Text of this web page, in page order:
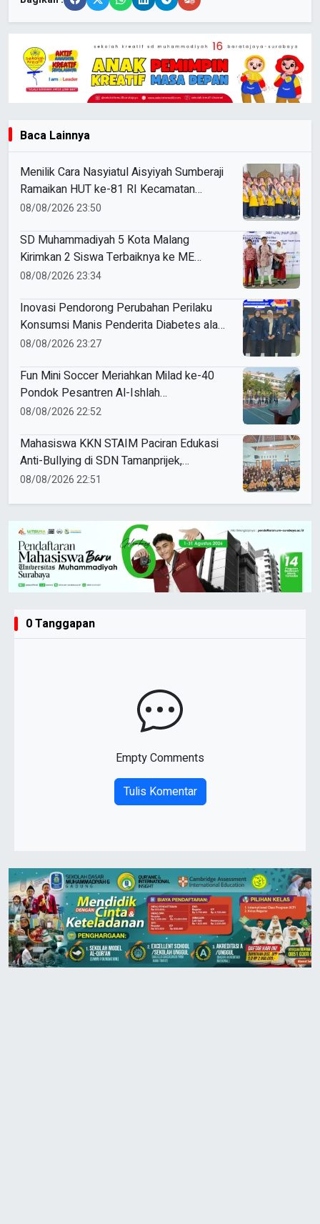
Baca Lainnya
Menilik Cara Nasyiatul Aisyiyah Sumberaji
Ramaikan HUT ke-81 RI Kecamatan
Sukodadi
08/08/2026 23:50
SD Muhammadiyah 5 Kota Malang
Kirimkan 2 Siswa Terbaiknya ke ME
Award 2026
08/08/2026 23:34
Inovasi Pendorong Perubahan Perilaku
Konsumsi Manis Penderita Diabetes ala
Mahasiswa Unesa
08/08/2026 23:27
Fun Mini Soccer Meriahkan Milad ke-40
Pondok Pesantren Al-Ishlah
Sendangagung
08/08/2026 22:52
Mahasiswa KKN STAIM Paciran Edukasi
Anti-Bullying di SDN Tamanprijek,
Tanamkan Empati Sejak Dini
08/08/2026 22:51
0 Tanggapan
Empty Comments
Tulis Komentar